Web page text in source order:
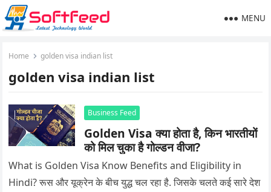
MENU
Home golden visa indian list
golden visa indian list
Business Feed
Golden Visa क्या होता है, किन भारतीयों
को मिल चुका है गोल्डन वीजा?
What is Golden Visa Know Benefits and Eligibility in
Hindi? रूस और यूक्रेन के बीच युद्ध चल रहा है. जिसके चलते कई सारे देश